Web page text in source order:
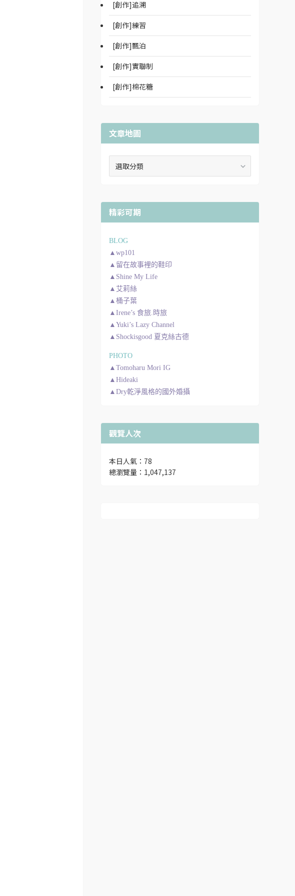
[創作]追溯
[創作]練習
[創作]飄泊
[創作]實聯制
[創作]棉花糖
文章地圖
精彩可期
BLOG
▲wp101
▲留在故事裡的鞋印
▲Shine My Life
▲艾莉絲
▲桶子葉
▲Irene’s 食旅.時旅
▲Yuki’s Lazy Channel
▲Shockisgood 夏克絲古德
PHOTO
▲Tomoharu Mori IG
▲Hideaki
▲Dry乾淨風格的國外婚攝
觀覽人次
本日人氣：78
總瀏覽量：1,047,137